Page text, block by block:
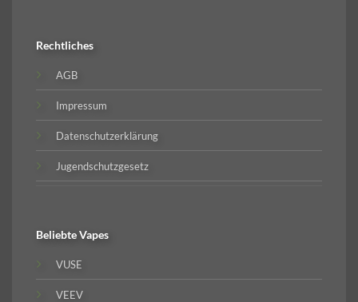
Rechtliches
AGB
Impressum
Datenschutzerklärung
Jugendschutzgesetz
BeliebteVapes
VUSE
VEEV